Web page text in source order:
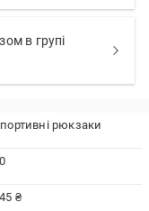
в групі
рюкзаки
₴